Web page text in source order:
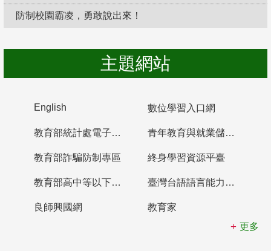
防制校園霸凌，勇敢說出來！
主題網站
English 數位學習入口網
教育部統計處電子書櫃 青年教育與就業儲蓄帳戶
教育部詐騙防制專區 終身學習資源平臺
教育部高中等以下學校及幼兒園教師資格檢定考試 臺灣台語語言能力認證網站
良師興國網
教育家
更多